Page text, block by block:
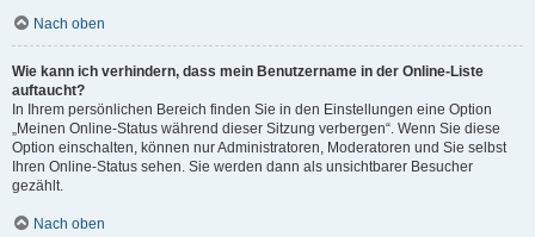
Nach oben
Wie kann ich verhindern, dass mein Benutzername in der Online-Liste
auftaucht?
In Ihrem persönlichen Bereich finden Sie in den Einstellungen eine Option
„Meinen Online-Status während dieser Sitzung verbergen“. Wenn Sie diese
Option einschalten, können nur Administratoren, Moderatoren und Sie selbst
Ihren Online-Status sehen. Sie werden dann als unsichtbarer Besucher
gezählt.
Nach oben